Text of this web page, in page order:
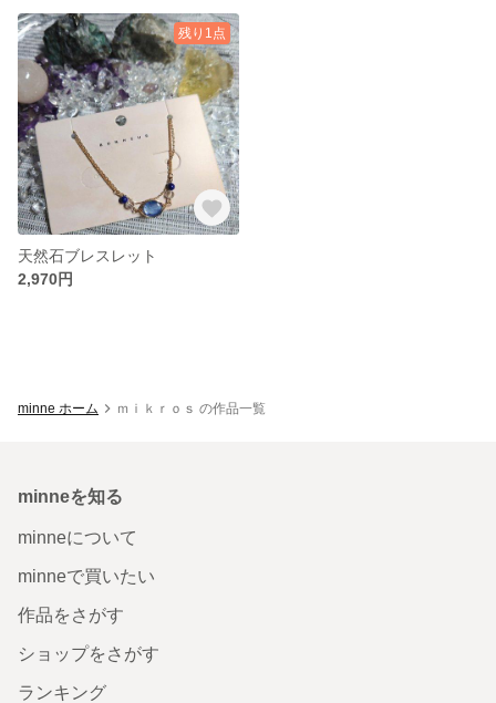
残り1点
天然石ブレスレット
2,970円
minne ホーム ｍｉｋｒｏｓ の作品一覧
minneを知る
minneについて
minneで買いたい
作品をさがす
ショップをさがす
ランキング